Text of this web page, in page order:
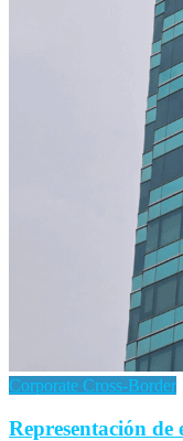
Corporate Cross-Border
Representación